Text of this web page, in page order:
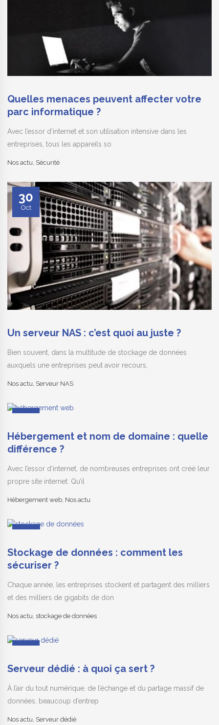
Quelles menaces peuvent affecter votre
parc informatique ?
Avec l’essor d’internet et son utilisation intensive dans les
entreprises, tous les appareils so
Nos actu Sécurité
30
Oct
Un serveur NAS : c’est quoi au juste ?
Bien souvent, dans la multitude de stockage de données
auxquels une entreprises peut avoir recours,
Nos actu, Serveur NAS
01
Hébergement et nom de domaine : quelle
différence ?
Avec l’essor d’internet, de nombreuses entreprises ont créé leur
propre site internet. Qu’il
Hébergement web, Nos actu
26
Stockage de données : comment les
sécuriser ?
Chaque année, les entreprises stockent et partagent des milliers
et des milliers de gigabits de don
Nos actu, stockage de données
19
Serveur dédié : à quoi ça sert ?
À l’air du tout numérique, de l’échange et du partage massif de
données, beaucoup d’entrep
Nos actu, Serveur dédié